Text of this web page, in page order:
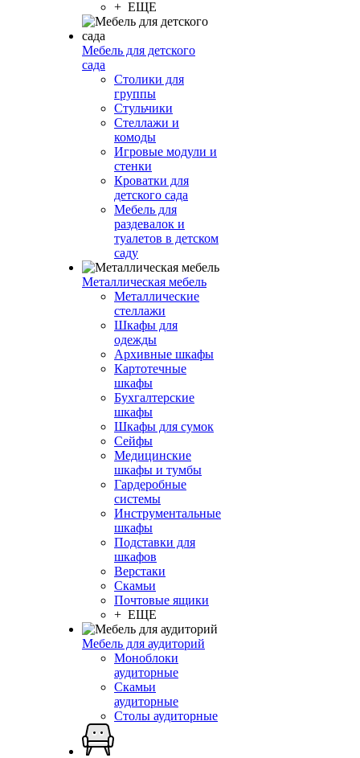
+ ЕЩЕ
Мебель для детского
сада
Столики для
группы
Стульчики
Стеллажи и
комоды
Игровые модули и
стенки
Кроватки для
детского сада
Мебель для
раздевалок и
туалетов в детском
саду
Металлическая мебель
Металлические
стеллажи
Шкафы для
одежды
Архивные шкафы
Картотечные
шкафы
Бухгалтерские
шкафы
Шкафы для сумок
Сейфы
Медицинские
шкафы и тумбы
Гардеробные
системы
Инструментальные
шкафы
Подставки для
шкафов
Верстаки
Скамьи
Почтовые ящики
+ ЕЩЕ
Мебель для аудиторий
Моноблоки
аудиторные
Скамьи
аудиторные
Столы аудиторные